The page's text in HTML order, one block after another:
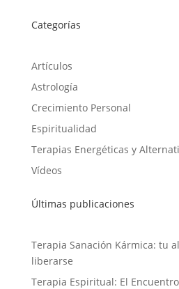
Categorías
Artículos
Astrología
Crecimiento Personal
Espiritualidad
Terapias Energéticas y
Vídeos
Últimas publicaciones
Terapia Sanación Kármica: tu
liberarse
Terapia Espiritual: El